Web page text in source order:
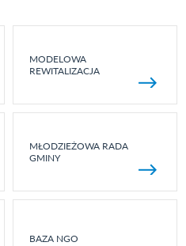
MODELOWA
REWITALIZACJA
MŁODZIEŻOWA RADA
GMINY
BAZA NGO